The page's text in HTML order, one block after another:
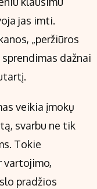
jas imti.
„peržiūros
dažnai
veikia įmokų
svarbu ne tik
Tokie
vartojimo,
pradžios